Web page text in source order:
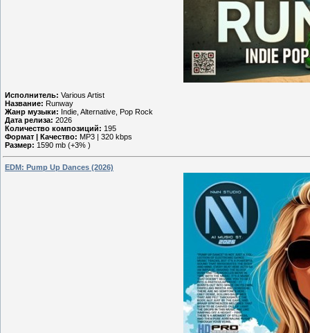
Исполнитель: Various Artist
Название: Runway
Жанр музыки: Indie, Alternative, Pop Rock
Дата релиза: 2026
Количество композиций: 195
Формат | Качество: MP3 | 320 kbps
Размер: 1590 mb (+3% )
EDM: Pump Up Dances (2026)